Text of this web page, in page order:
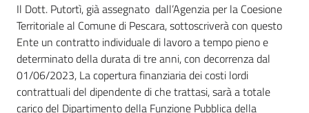
Il Dott. Putortì, già assegnato dall’Agenzia per la Coesione
Territoriale al Comune di Pescara, sottoscriverà con questo
Ente un contratto individuale di lavoro a tempo pieno e
determinato della durata di tre anni, con decorrenza dal
01/06/2023, La copertura finanziaria dei costi lordi
contrattuali del dipendente di che trattasi, sarà a totale
carico del Dipartimento della Funzione Pubblica della